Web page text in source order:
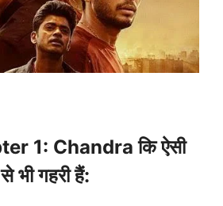
1: Chandra कि ऐसी
भी गहरी हैं: